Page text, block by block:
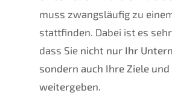
muss zwangsläufig zu
stattfinden. Dabei ist es
dass Sie nicht nur Ihr
sondern auch Ihre Ziele
weitergeben.